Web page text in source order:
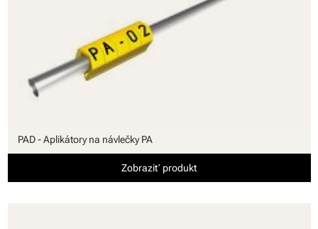
PAD - Aplikátory na návlečky PA
Zobraziť produkt